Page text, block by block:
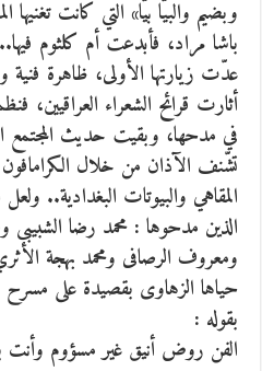
وبضيم والبيّا بيّا» التي كانت تغنيها
باشا مراد، فأبدعت أم كلثوم فيها..
عدّت زيارتها الأولى، ظاهرة فنية
أثارت قرائح الشعراء العراقيين،
في مدحها، وبقيت حديث المجتمع
تشّنف الآذان من خلال
المقاهي والبيوتات البغدادية..
الذين مدحوها : محمد رضا
ومعروف الرصافى ومحمد بهجة
بقوله :
الفن روض أنيق غير مسؤوم وأنت